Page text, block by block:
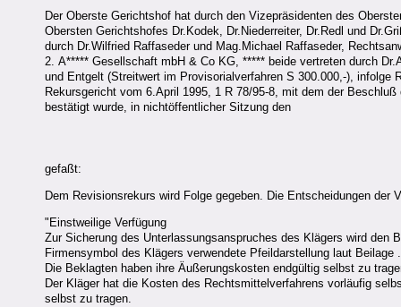
Der Oberste Gerichtshof hat durch den Vizepräsidenten des
Obersten Gerichtshofes Dr.Kodek, Dr.Niederreiter, Dr.Redl und
durch Dr.Wilfried Raffaseder und Mag.Michael Raffaseder,
2. A***** Gesellschaft mbH & Co KG, ***** beide vertreten durch
und Entgelt (Streitwert im Provisorialverfahren S 300.000,-),
Rekursgericht vom 6.April 1995, 1 R 78/95-8, mit dem der
bestätigt wurde, in nichtöffentlicher Sitzung den
gefaßt:
Dem Revisionsrekurs wird Folge gegeben. Die Entscheidungen
"Einstweilige Verfügung
Zur Sicherung des Unterlassungsanspruches des Klägers wird
Firmensymbol des Klägers verwendete Pfeildarstellung laut Beilage
Die Beklagten haben ihre Äußerungskosten endgültig selbst zu
Der Kläger hat die Kosten des Rechtsmittelverfahrens vorläufig
selbst zu tragen.